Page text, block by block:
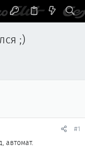
;)
#1
автомат.